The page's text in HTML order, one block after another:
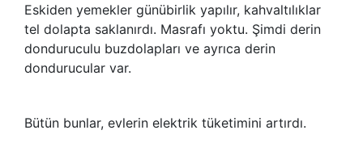
Eskiden yemekler günübirlik yapılır, kahvaltılıklar
tel dolapta saklanırdı. Masrafı yoktu. Şimdi derin
donduruculu buzdolapları ve ayrıca derin
dondurucular var.
Bütün bunlar, evlerin elektrik tüketimini artırdı.